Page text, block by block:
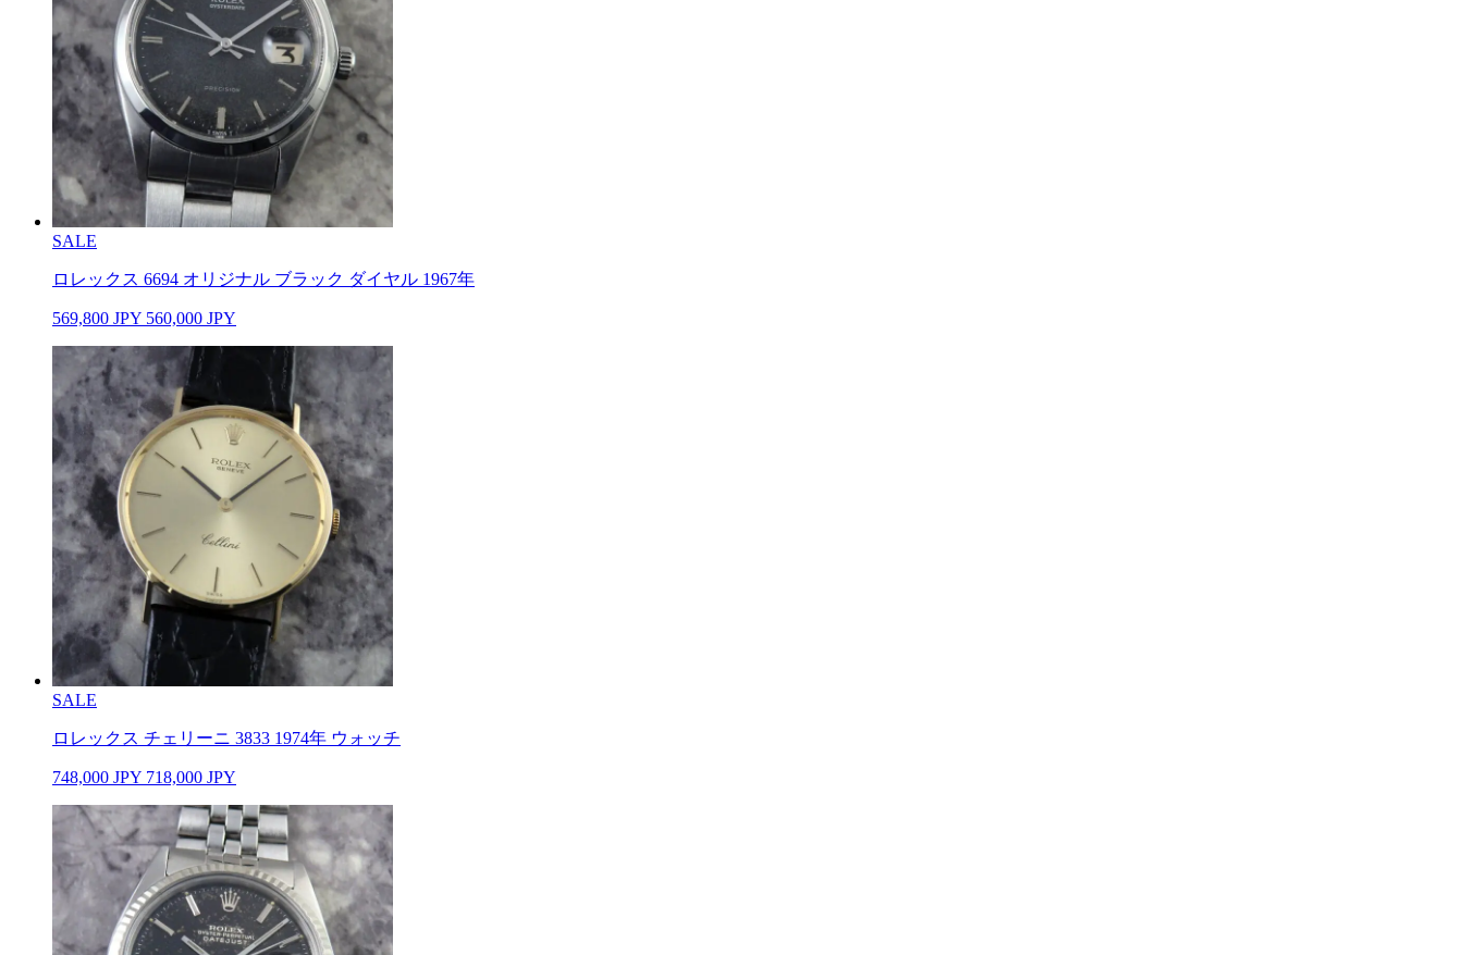
SALE
ロレックス 6694 オリジナル ブラック ダイヤル 1967年
569,800 JPY 560,000 JPY
SALE
ロレックス チェリーニ 3833 1974年 ウォッチ
748,000 JPY 718,000 JPY